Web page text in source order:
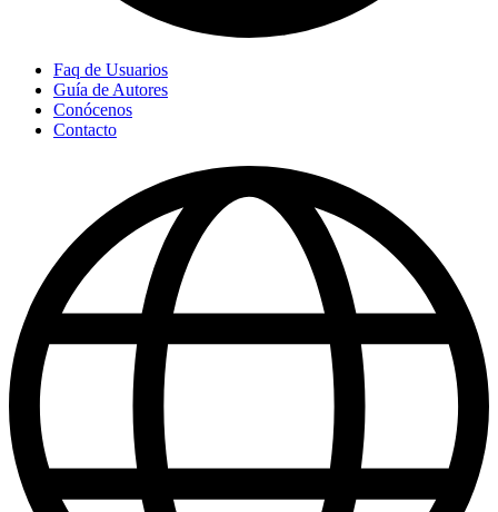
Faq de Usuarios
Guía de Autores
Conócenos
Contacto